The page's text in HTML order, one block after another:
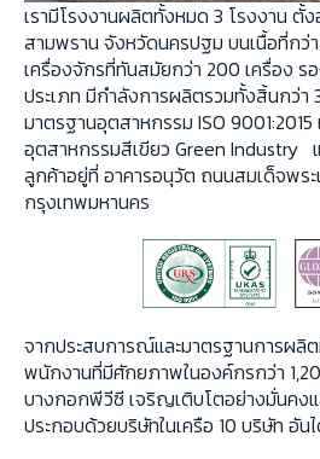
เรามีโรงงานผลิตทั้งหมด 3 โรงงาน ตั้
สามพราน จังหวัดนครปฐม บนเนื้อที่กว่
เครื่องจักรที่ทันสมัยกว่า 200 เครื่อง ร
ประเภท มีกำลังการผลิตรวมทั้งสิ้นกว่
มาตรฐานอุตสาหกรรม ISO 9001:2015
อุตสาหกรรมสีเขียว Green Industry
ลูกค้าอยู่ที่ อาคารอนุวัต ถนนสมเด็จพร
กรุงเทพมหานคร
จากประสบการณ์และมาตรฐานการผ
พนักงานที่มีศักยภาพในองค์กรกว่า
บางกอกพีวีซี เจริญเติบโตอย่างมั่นคง
ประกอบด้วยบริษัทในเครือ 10 บริษัท อัน